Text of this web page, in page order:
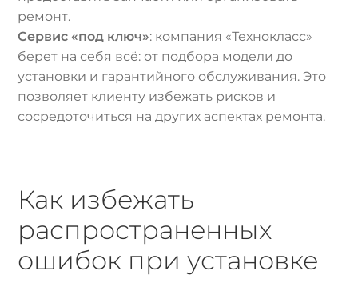
ремонт.
Сервис «под ключ»: компания «Технокласс»
берет на себя всё: от подбора модели до
установки и гарантийного обслуживания. Это
позволяет клиенту избежать рисков и
сосредоточиться на других аспектах ремонта.
Как избежать
распространенных
ошибок при установке